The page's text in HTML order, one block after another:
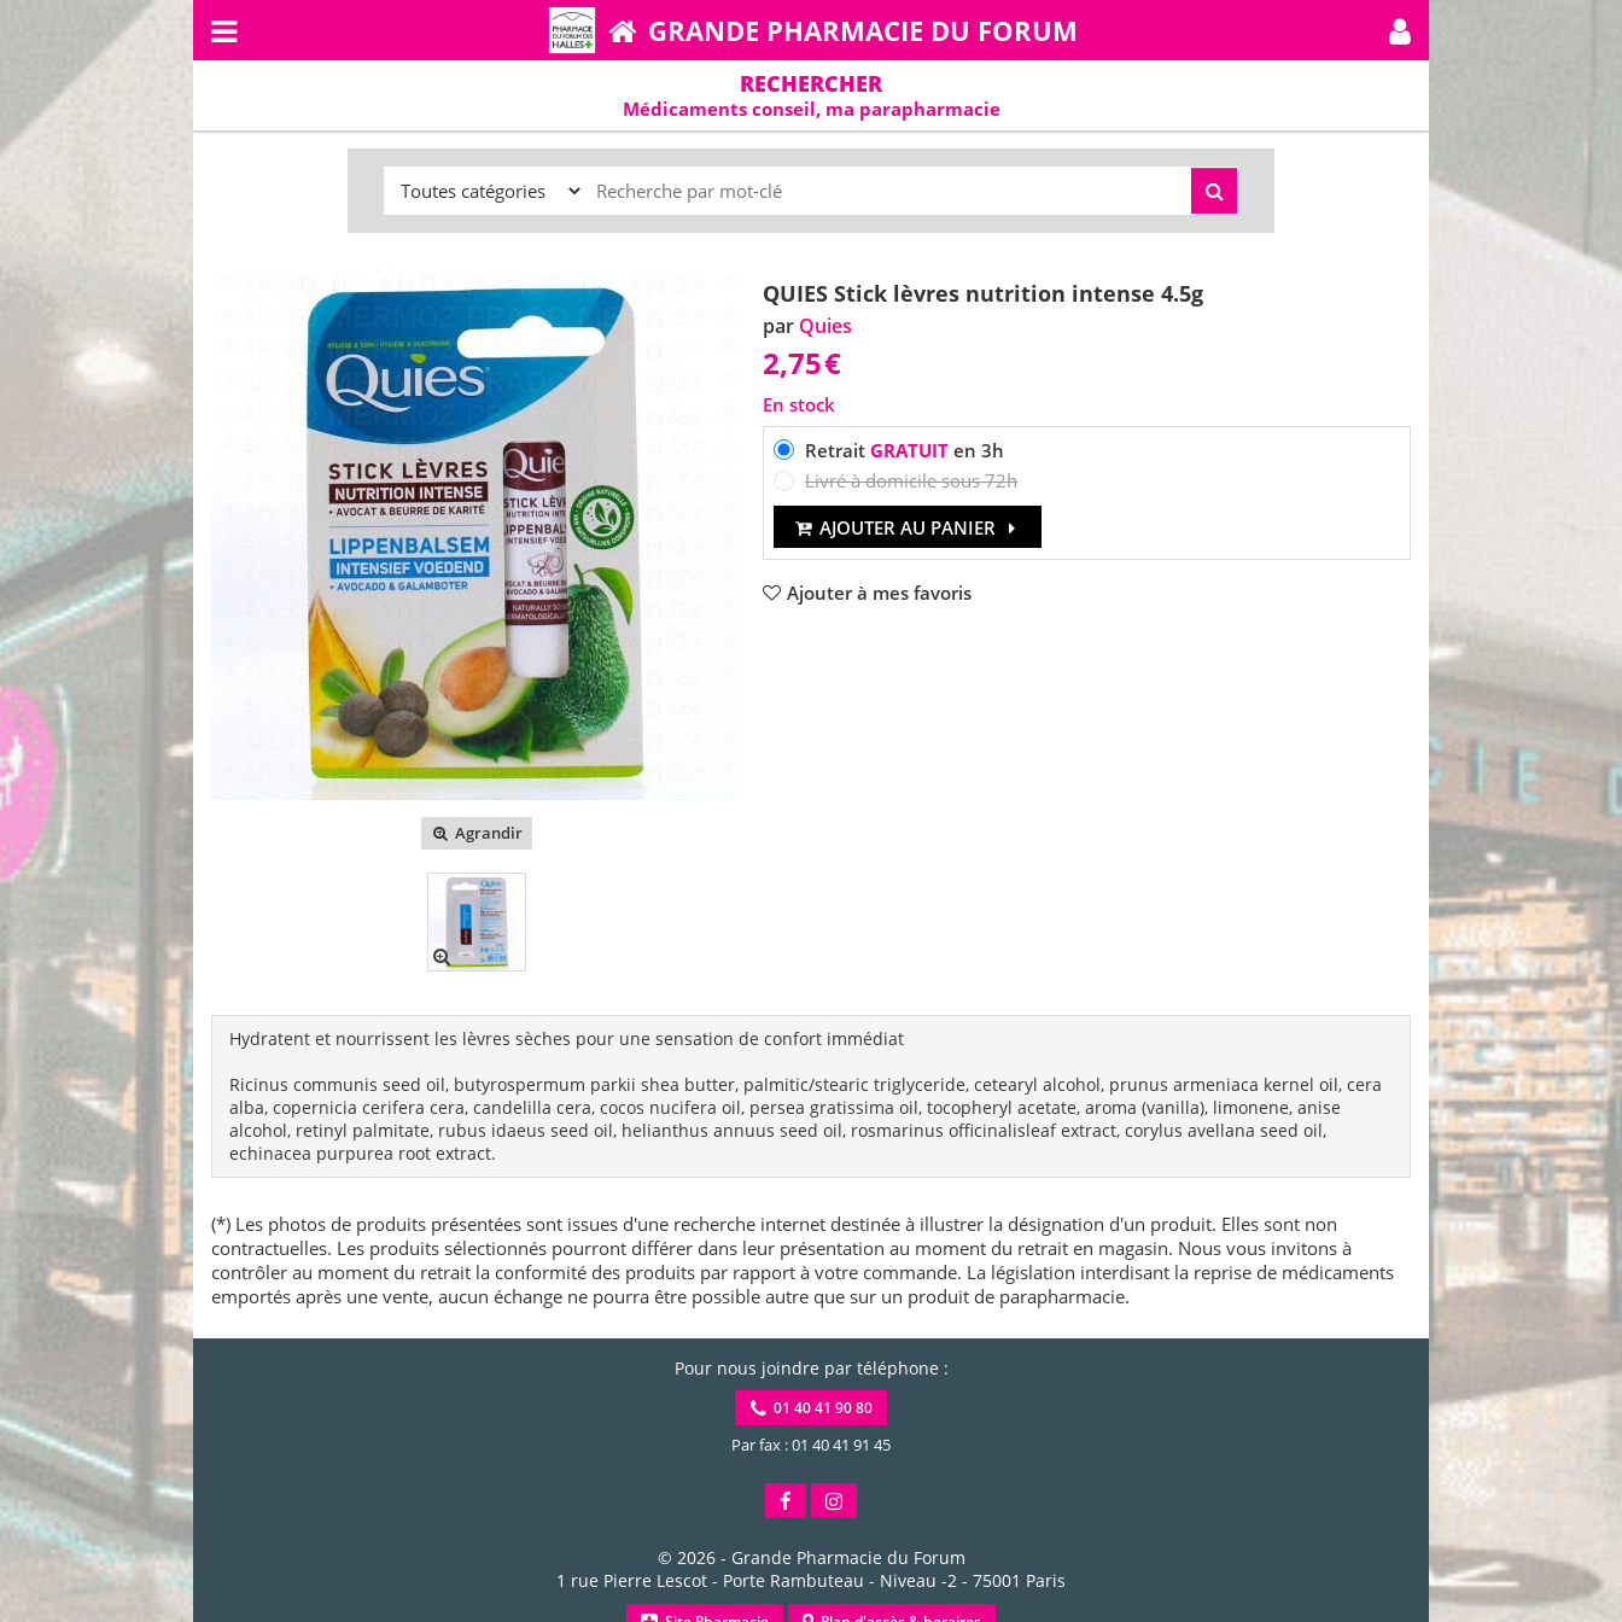
GRANDE PHARMACIE DU FORUM
RECHERCHER
Médicaments conseil, ma parapharmacie
Agrandir
QUIES Stick lèvres nutrition intense 4.5g
par Quies
2,75€
En stock
Retrait GRATUITen 3h
Livré à domicile sous 72h
AJOUTER AU PANIER
Ajouter à mes favoris
Hydratent et nourrissent les lèvres sèches pour une sensation de confort immédiat
Ricinus communis seed oil, butyrospermum parkii shea butter, palmitic/stearic triglyceride, cetearyl alcohol, prunus armeniaca kernel oil, cera
alba, copernicia cerifera cera, candelilla cera, cocos nucifera oil, persea gratissima oil, tocopheryl acetate, aroma (vanilla), limonene, anise
alcohol, retinyl palmitate, rubus idaeus seed oil, helianthus annuus seed oil, rosmarinus officinalisleaf extract, corylus avellana seed oil,
echinacea purpurea root extract.
(*) Les photos de produits présentées sont issues d'une recherche internet destinée à illustrer la désignation d'un produit. Elles sont non
contractuelles. Les produits sélectionnés pourront différer dans leur présentation au moment du retrait en magasin. Nous vous invitons à
contrôler au moment du retrait la conformité des produits par rapport à votre commande. La législation interdisant la reprise de médicaments
emportés après une vente, aucun échange ne pourra être possible autre que sur un produit de parapharmacie.
Pour nous joindre par téléphone :
01 40 41 90 80
Par fax : 01 40 41 91 45
© 2026 - Grande Pharmacie du Forum
1 rue Pierre Lescot - Porte Rambuteau - Niveau -2 - 75001 Paris